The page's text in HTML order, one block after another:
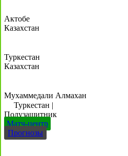
Актобе
Казахстан
Туркестан
Казахстан
Мухаммедали Алмахан
Туркестан |
Полузащитник
Матч-центр
Прогнозы